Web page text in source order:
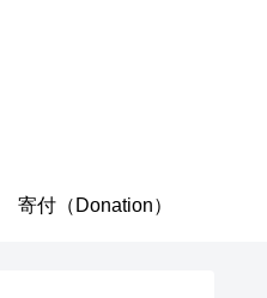
寄付（Donation）